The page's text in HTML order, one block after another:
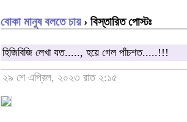
বোকা মানুষ বলতে চায়› বিস্তারিত পোস্টঃ
হিজিবিজি লেখা যত....., হয়ে গেল পাঁচশত.....!!!
২৯ শে এপ্রিল, ২০২৩ রাত ২:১৫